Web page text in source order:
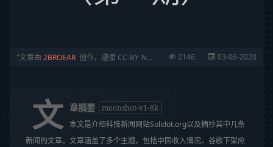
文章由 2BROEAR 创作，遵循 CC-BY-NC-SA 协议 2146 03-06-2020
文 章摘要
moonshot-v1-8k
本文是介绍科技新闻网站Solidot.org以及摘抄其中几条
新闻的文章。文章涵盖了多个主题，包括中国收入情况、谷歌下架应